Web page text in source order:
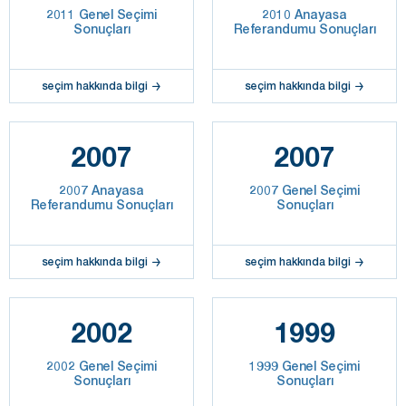
2011 Genel Seçimi
Sonuçları
seçim hakkında bilgi
2010 Anayasa
Referandumu Sonuçları
seçim hakkında bilgi
2007
2007 Anayasa
Referandumu Sonuçları
seçim hakkında bilgi
2007
2007 Genel Seçimi
Sonuçları
seçim hakkında bilgi
2002
2002 Genel Seçimi
Sonuçları
1999
1999 Genel Seçimi
Sonuçları